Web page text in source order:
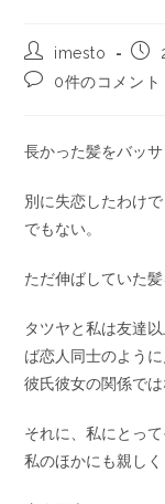
imesto
0件のコメント
長かった髪をバッサ
別に失恋したわけ
でもない。
ただ伸ばしていた
タツヤと私は友達
ば恋人同士のよう
彼氏彼女の関係では
それに、私にとっ
私のほかにも親し